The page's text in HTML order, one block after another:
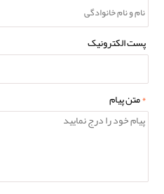
پست الکترونیک
*متن پیام